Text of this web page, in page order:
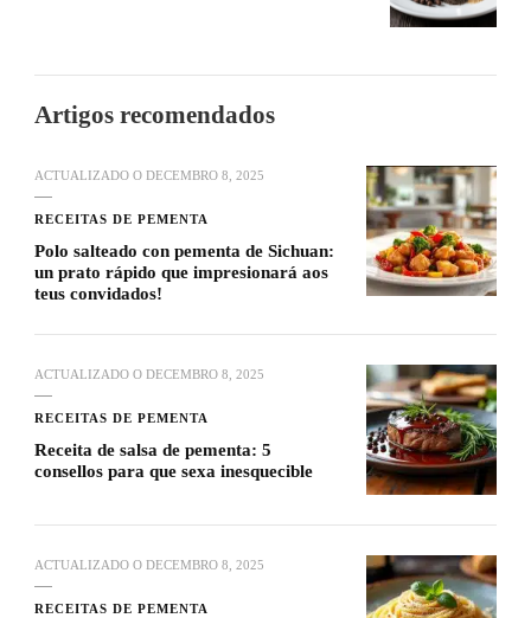
Artigos recomendados
ACTUALIZADO O DECEMBRO 8, 2025
RECEITAS DE PEMENTA
Polo salteado con pementa de Sichuan:
un prato rápido que impresionará aos
teus convidados!
ACTUALIZADO O DECEMBRO 8, 2025
RECEITAS DE PEMENTA
Receita de salsa de pementa: 5
consellos para que sexa inesquecible
ACTUALIZADO O DECEMBRO 8, 2025
RECEITAS DE PEMENTA